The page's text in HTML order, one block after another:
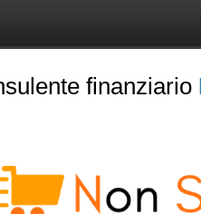
finanziario